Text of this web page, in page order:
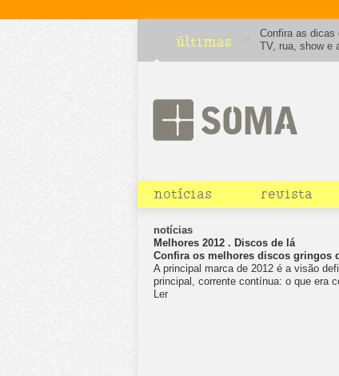
últimas
Confira as dicas
TV, rua, show e
feriadão em um
notícias revista
notícias
Melhores 2012 . Discos de lá
Confira os melhores discos gringos
A principal marca de 2012 é a visão
principal, corrente contínua: o que era
Ler